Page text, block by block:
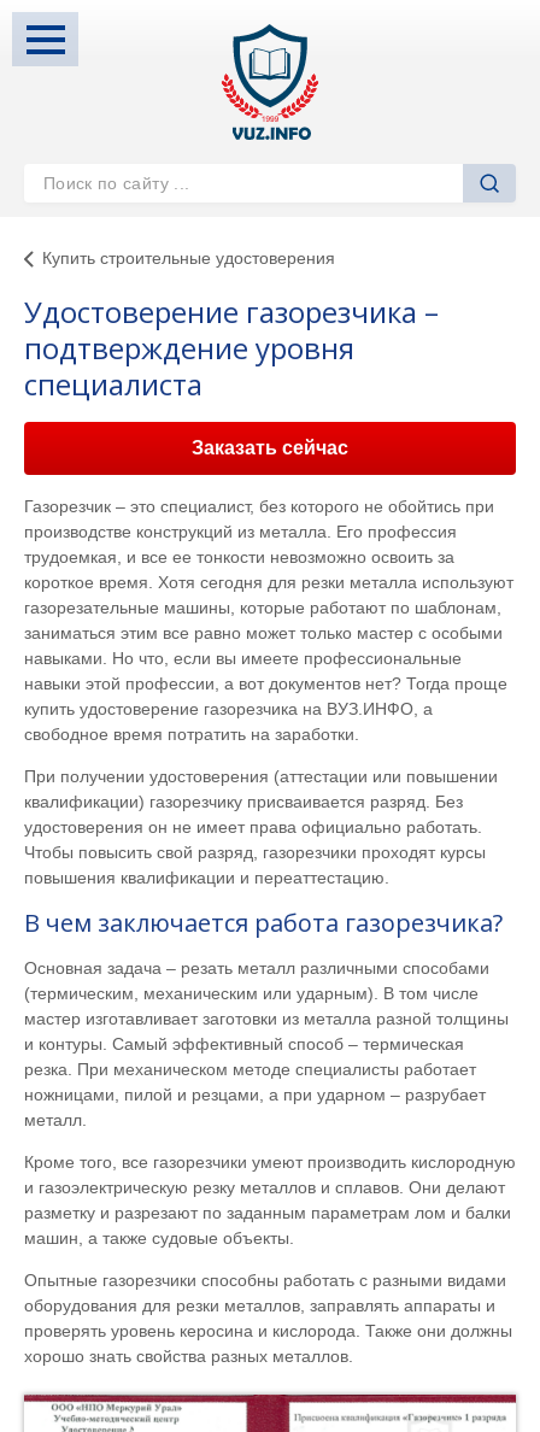
Купить строительные удостоверения
Удостоверение газорезчика –
подтверждение уровня
специалиста
Заказать сейчас
Газорезчик – это специалист, без которого не обойтись при
производстве конструкций из металла. Его профессия
трудоемкая, и все ее тонкости невозможно освоить за
короткое время. Хотя сегодня для резки металла используют
газорезательные машины, которые работают по шаблонам,
заниматься этим все равно может только мастер с особыми
навыками. Но что, если вы имеете профессиональные
навыки этой профессии, а вот документов нет? Тогда проще
купить удостоверение газорезчика на ВУЗ.ИНФО, а
свободное время потратить на заработки.
При получении удостоверения (аттестации или повышении
квалификации) газорезчику присваивается разряд. Без
удостоверения он не имеет права официально работать.
Чтобы повысить свой разряд, газорезчики проходят курсы
повышения квалификации и переаттестацию.
В чем заключается работа газорезчика?
Основная задача – резать металл различными способами
(термическим, механическим или ударным). В том числе
мастер изготавливает заготовки из металла разной толщины
и контуры. Самый эффективный способ – термическая
резка. При механическом методе специалисты работает
ножницами, пилой и резцами, а при ударном – разрубает
металл.
Кроме того, все газорезчики умеют производить кислородную
и газоэлектрическую резку металлов и сплавов. Они делают
разметку и разрезают по заданным параметрам лом и балки
машин, а также судовые объекты.
Опытные газорезчики способны работать с разными видами
оборудования для резки металлов, заправлять аппараты и
проверять уровень керосина и кислорода. Также они должны
хорошо знать свойства разных металлов.